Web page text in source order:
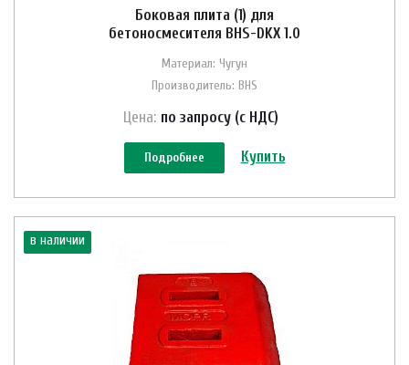
Боковая плита (1) для
бетоносмесителя BHS-DKX 1.0
Материал: Чугун
Производитель: BHS
Цена: по запросу (с НДС)
Подробнее Купить
в наличии